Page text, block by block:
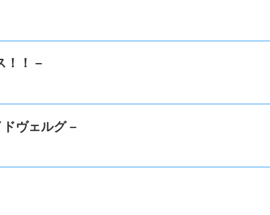
！！ –
ヴェルグ –